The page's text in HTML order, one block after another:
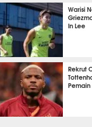
1 jam 2 menit lalu
Warisi
In Lee
1 jam 13 menit lalu
Rekrut
Pemain